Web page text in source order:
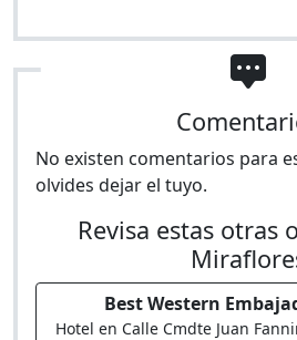
No existen comentarios para
olvides dejar el tuyo.
Revisa estas otras
Best Western
Hotel en Calle Cmdte Juan